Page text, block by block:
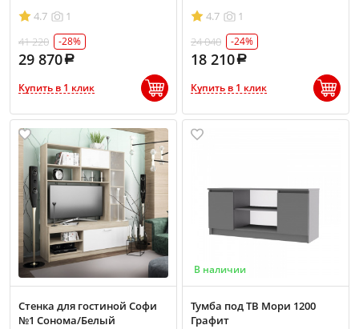
4.7
1
41 220
-28%
29 870
Купить в 1 клик
4.7
1
24 040
-24%
18 210
Купить в 1 клик
Стенка для гостиной Софи
№1 Сонома/Белый
В наличии
Тумба под ТВ Мори 1200
Графит